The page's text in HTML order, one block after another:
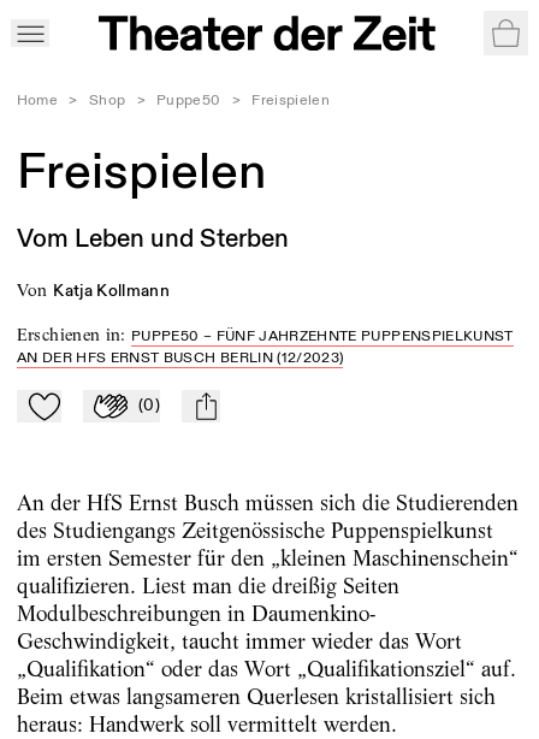
Home > Shop > Puppe50 > Freispielen
Freispielen
Vom Leben und Sterben
von Katja Kollmann
Erschienen in: PUPPE50 – FÜNF JAHRZEHNTE PUPPENSPIELKUNST
AN DER HFS ERNST BUSCH BERLIN (12/2023)
Zu Mein-TdZ hinzufügen
Applaudieren
(0) mail
An der HfS Ernst Busch müssen sich die Studierenden
des Studiengangs Zeitgenössische Puppenspielkunst
im ersten Semester für den „kleinen Maschinenschein“
qualifizieren. Liest man die dreißig Seiten
Modulbeschreibungen in Daumenkino-
Geschwindigkeit, taucht immer wieder das Wort
„Qualifikation“ oder das Wort „Qualifikationsziel“ auf.
Beim etwas langsameren Querlesen kristallisiert sich
heraus: Handwerk soll vermittelt werden.